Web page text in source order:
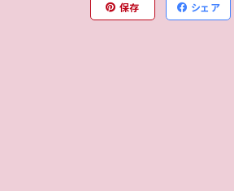
保存 シェア